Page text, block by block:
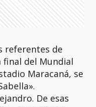
referentes de
del Mundial
Maracaná, se
De esas